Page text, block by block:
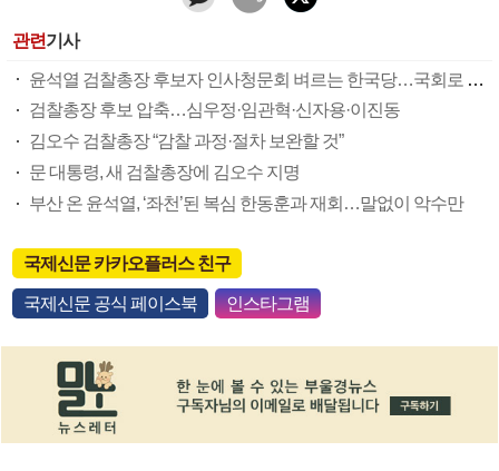
관련기사
윤석열 검찰총장 후보자 인사청문회 벼르는 한국당…국회로 컴백하나
검찰총장 후보 압축…심우정·임관혁·신자용·이진동
김오수 검찰총장 “감찰 과정·절차 보완할 것”
문 대통령, 새 검찰총장에 김오수 지명
부산 온 윤석열, ‘좌천’된 복심 한동훈과 재회…말없이 악수만
국제신문 카카오플러스 친구
국제신문 공식 페이스북 인스타그램